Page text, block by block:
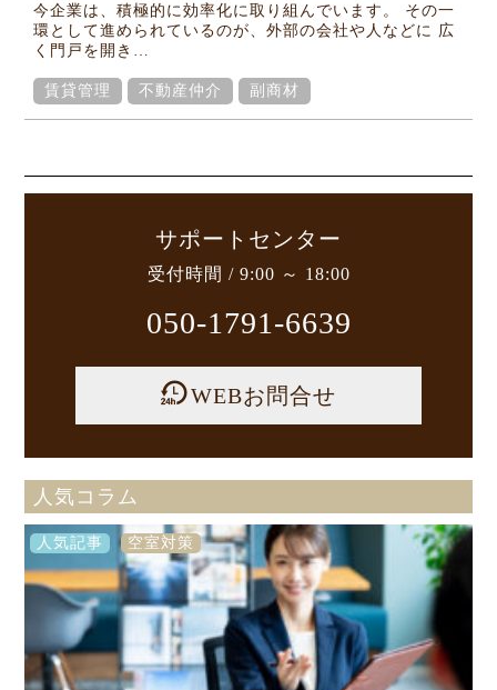
今企業は、積極的に効率化に取り組んでいます。 その一
環として進められているのが、外部の会社や人などに 広
く門戸を開き…
賃貸管理 不動産仲介 副商材
サポートセンター
受付時間 / 9:00 ～ 18:00
050-1791-6639
WEBお問合せ
人気コラム
人気記事 空室対策